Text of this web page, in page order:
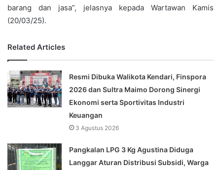
barang dan jasa”, jelasnya kepada Wartawan Kamis
(20/03/25).
Related Articles
Resmi Dibuka Walikota Kendari, Finspora
2026 dan Sultra Maimo Dorong Sinergi
Ekonomi serta Sportivitas Industri
Keuangan
3 Agustus 2026
Pangkalan LPG 3 Kg Agustina Diduga
Langgar Aturan Distribusi Subsidi, Warga